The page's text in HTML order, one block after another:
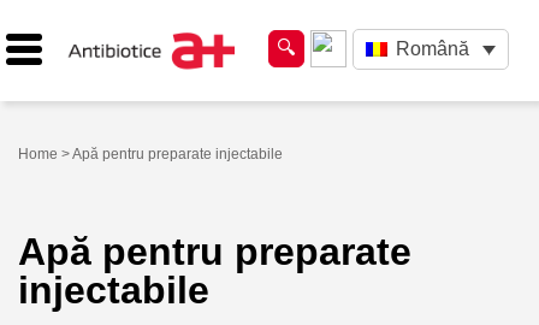
Română
Home > Apă pentru preparate injectabile
Apă pentru preparate
injectabile